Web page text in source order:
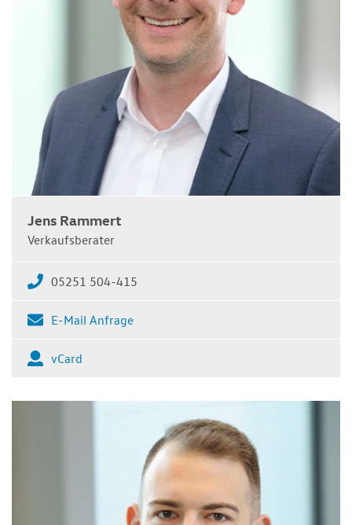
Jens Rammert
Verkaufsberater
05251 504-415
E-Mail Anfrage
vCard